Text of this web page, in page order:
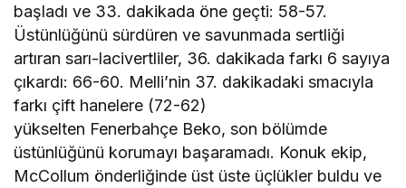
başladı ve 33. dakikada öne geçti: 58-57.
Üstünlüğünü sürdüren ve savunmada sertliği
artıran sarı-lacivertliler, 36. dakikada farkı 6 sayıya
çıkardı: 66-60. Melli’nin 37. dakikadaki smacıyla
farkı çift hanelere (72-62)
yükselten Fenerbahçe Beko, son bölümde
üstünlüğünü korumayı başaramadı. Konuk ekip,
McCollum önderliğinde üst üste üçlükler buldu ve